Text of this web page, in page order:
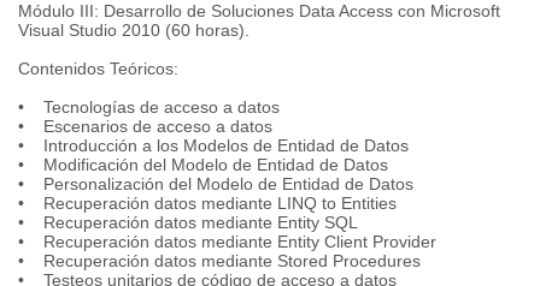
Módulo III: Desarrollo de Soluciones Data Access con Microsoft
Visual Studio 2010 (60 horas).
Contenidos Teóricos:
• Tecnologías de acceso a datos
• Escenarios de acceso a datos
• Introducción a los Modelos de Entidad de Datos
• Modificación del Modelo de Entidad de Datos
• Personalización del Modelo de Entidad de Datos
• Recuperación datos mediante LINQ to Entities
• Recuperación datos mediante Entity SQL
• Recuperación datos mediante Entity Client Provider
• Recuperación datos mediante Stored Procedures
• Testeos unitarios de código de acceso a datos